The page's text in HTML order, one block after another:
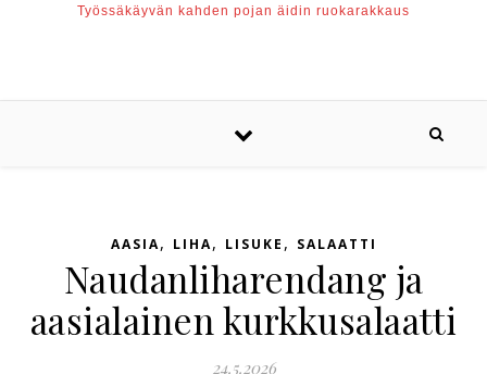
Työssäkäyvän kahden pojan äidin ruokarakkaus
AASIA, LIHA, LISUKE , SALAATTI
Naudanliharendang ja
aasialainen kurkkusalaatti
24.5.2026